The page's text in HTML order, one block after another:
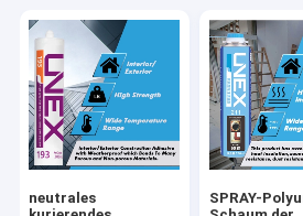
neutrales
SPRAY-